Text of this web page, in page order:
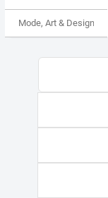
Mode, Art & Design